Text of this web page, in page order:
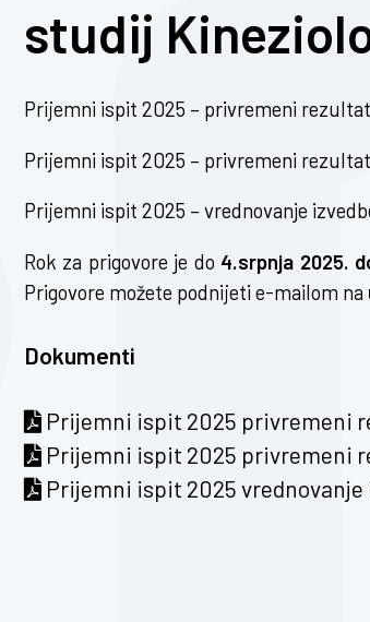
studij
Prijemni ispit 2025 – privremeni
Prijemni ispit 2025 – privremeni
Prijemni ispit 2025 – vrednovanje
Rok za prigovore je do 4.srpnja 2025.
Prigovore možete podnijeti e-mailom na
Dokumenti
Prijemni ispit 2025 privremeni
Prijemni ispit 2025 privremeni
Prijemni ispit 2025